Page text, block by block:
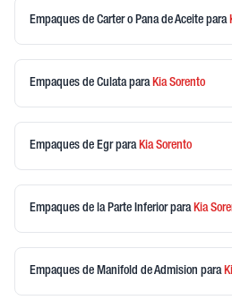
Empaques de Carter o Pana de Aceite para
Empaques de Culatapara KiaSorento
Empaques de Egrpara KiaSorento
Empaques de la Parte Inferiorpara Kia
Empaques de Manifold de Admision para